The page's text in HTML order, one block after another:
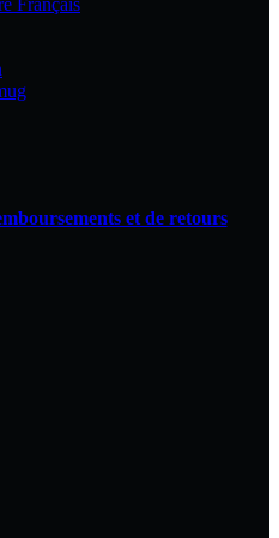
produit
Français
et de retours